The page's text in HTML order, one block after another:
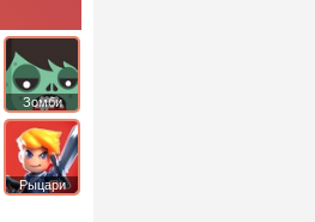
Зомби
Рыцари